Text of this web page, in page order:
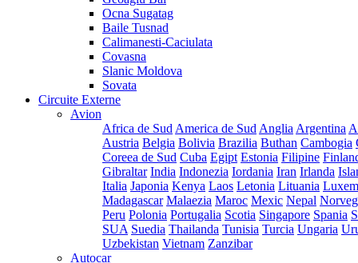
Ocna Sugatag
Baile Tusnad
Calimanesti-Caciulata
Covasna
Slanic Moldova
Sovata
Circuite Externe
Avion
Africa de Sud America de Sud Anglia Argentina
Austria Belgia Bolivia Brazilia Buthan Cambogia
Coreea de Sud Cuba Egipt Estonia Filipine
Gibraltar India Indonezia Iordania Iran Irlanda
Italia Japonia Kenya Laos Letonia Lituania
Madagascar Malaezia Maroc Mexic Nepal
Peru Polonia Portugalia Scotia Singapore Spania
SUA Suedia Thailanda Tunisia Turcia Ungaria
Uzbekistan Vietnam Zanzibar
Autocar